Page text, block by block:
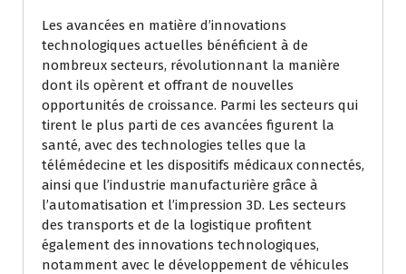
Les avancées en matière d’innovations
technologiques actuelles bénéficient à de
nombreux secteurs, révolutionnant la manière
dont ils opèrent et offrant de nouvelles
opportunités de croissance. Parmi les secteurs qui
tirent le plus parti de ces avancées figurent la
santé, avec des technologies telles que la
télémédecine et les dispositifs médicaux connectés,
ainsi que l’industrie manufacturière grâce à
l’automatisation et l’impression 3D. Les secteurs
des transports et de la logistique profitent
également des innovations technologiques,
notamment avec le développement de véhicules